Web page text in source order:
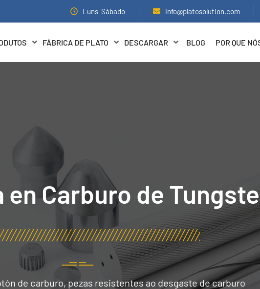
Luns-Sábado info@platosolution.com
FÁBRICA DE PLATO DESCARGAR BLOG POR QUE
Carburo de
de carburo, pezas resistentes ao desgaste de carburo